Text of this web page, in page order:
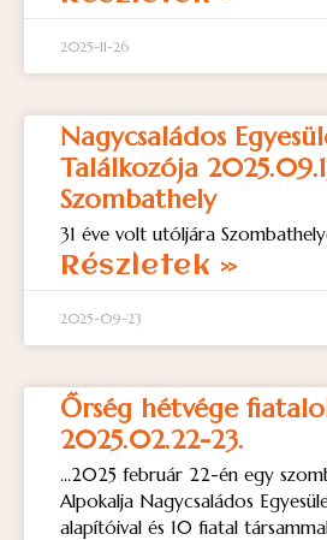
2025-11-26
Nagycsaládos
Találkozója
Szombathely
31 éve volt utóljára
Részletek »
2025-09-23
Őrség hétvége
2025.02.22-23.
…2025 február 22-én egy
Alpokalja Nagycsaládos
alapítóival és 10 fiatal